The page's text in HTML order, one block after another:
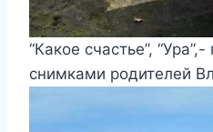
“Какое счастье”,
снимками родителей